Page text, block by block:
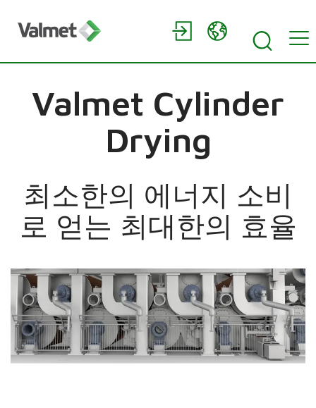
Valmet Cylinder
Drying
최소한의 에너지 소비
로 얻는 최대한의 효율